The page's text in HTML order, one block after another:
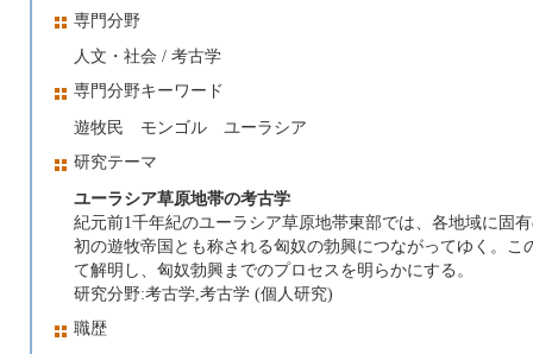
専門分野
人文・社会 / 考古学
専門分野キーワード
遊牧民 モンゴル ユーラシア
研究テーマ
ユーラシア草原地帯の考古学
紀元前1千年紀のユーラシア草原地帯東部では、各地域に固
初の遊牧帝国とも称される匈奴の勃興につながってゆく。
て解明し、匈奴勃興までのプロセスを明らかにする。
研究分野:考古学,考古学 (個人研究)
職歴